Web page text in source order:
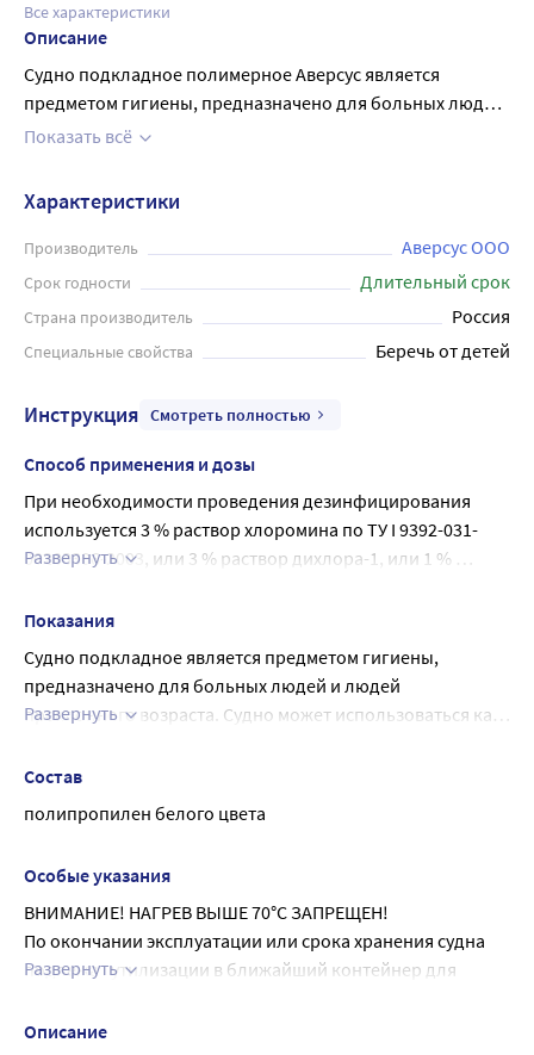
Все характеристики
Описание
Судно подкладное полимерное Aверсус является
предметом гигиены, предназначено для больных людей
и людей преклонного возраста. Судно представляет
устойчивую к воздействию агрессивных биологических
жидкостей организма человека: мочи и пота. Судно
может использоваться как в медицинских учреждениях,
так и в быту. Судно выдерживает равномерно
вмещающейся жидкости - не менее 2 литров. При
необходимости проведения дезинфицирования
Показать всё
Характеристики
Производитель Аверсус ООО
Срок годности Длительный срок
Страна производитель Россия
Специальные свойства Беречь от детей
Инструкция Смотреть полностью
Способ применения и дозы
При необходимости проведения дезинфицирования
используется 3 % раствор хлоромина по ТУ I 9392-031-
00203306-2003, или 3 % раствор дихлора-1, или 1 %
обработка.
Развернуть
Показания
Судно подкладное является предметом гигиены,
предназначено для больных людей и людей
преклонного возраста. Судно может использоваться как
Развернуть
Состав
полипропилен белого цвета
Особые указания
ВНИМАНИЕ! НАГРЕВ ВЫШЕ 70°С ЗАПРЕЩЕН!
По окончании эксплуатации или срока хранения судна
подлежат утилизации в ближайший контейнер для
потенциальной опасности инфицирования, перед
Развернуть
Описание